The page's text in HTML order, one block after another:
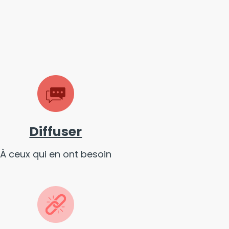
Diffuser
À ceux qui en ont besoin